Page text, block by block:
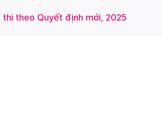
thi theo Quyết định mới, 2025